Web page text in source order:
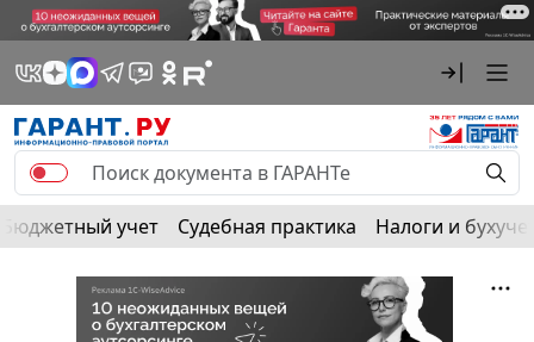
Бюджетный учет Судебная практика Налоги и